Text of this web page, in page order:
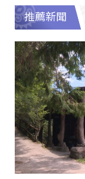
推薦新聞